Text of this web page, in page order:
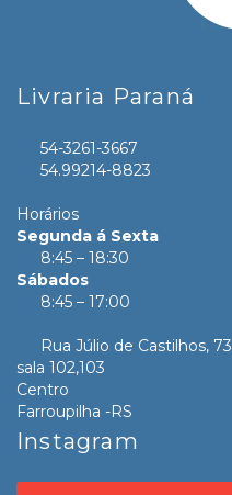
Livraria Paraná
54-3261-3667
54.99214-8823
Horários
Segunda á Sexta
8:45 – 18:30
Sábados
8:45 – 17:00
Rua Júlio de Castilhos,
sala 102,103
Centro
Farroupilha -RS
Instagram